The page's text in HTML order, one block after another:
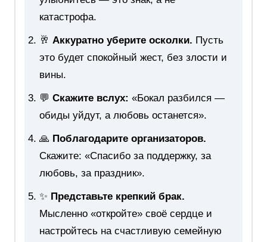
катастрофа.
🥂 Аккуратно уберите осколки. Пусть
это будет спокойный жест, без злости и
вины.
💬 Скажите вслух: «Бокал разбился —
обиды уйдут, а любовь останется».
🙏 Поблагодарите организаторов.
Скажите: «Спасибо за поддержку, за
любовь, за праздник».
✨ Представьте крепкий брак.
Мысленно «откройте» своё сердце и
настройтесь на счастливую семейную